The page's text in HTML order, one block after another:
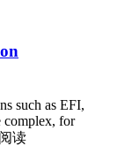
such as EFI,
complex, for
读